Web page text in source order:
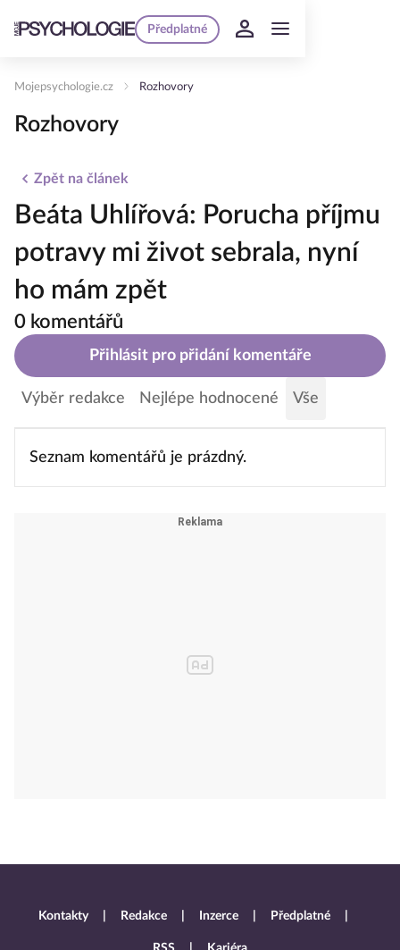
Předplatné
Mojepsychologie.cz Rozhovory
Rozhovory
Zpět na článek
Beáta Uhlířová: Porucha příjmu
potravy mi život sebrala, nyní
ho mám zpět
0 komentářů
Přihlásit pro přidání komentáře
Výběr redakce Nejlépe hodnocené Vše
Seznam komentářů je prázdný.
Kontakty Redakce Inzerce Předplatné